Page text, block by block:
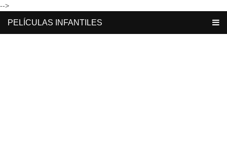
-->
PELÍCULAS INFANTILES